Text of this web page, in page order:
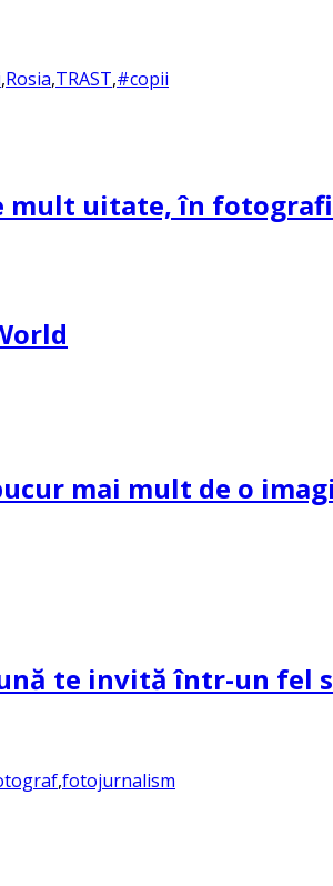
,Rosia,TRAST,#copii
mult uitate, în
mai mult de o
te invită într-un fel
,fotojurnalism